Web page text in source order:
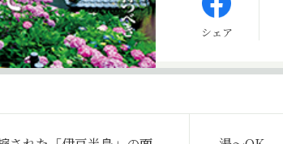
シェア